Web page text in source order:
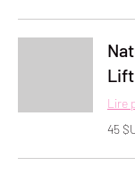
Lire
45
dollars
45